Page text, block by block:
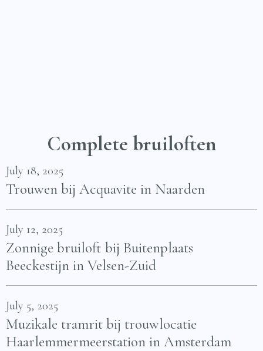
Complete bruiloften
July 18, 2025
Trouwen bij Acquavite in Naarden
July 12, 2025
Zonnige bruiloft bij Buitenplaats
Beeckestijn in Velsen-Zuid
July 5, 2025
Muzikale tramrit bij trouwlocatie
Haarlemmermeerstation in Amsterdam